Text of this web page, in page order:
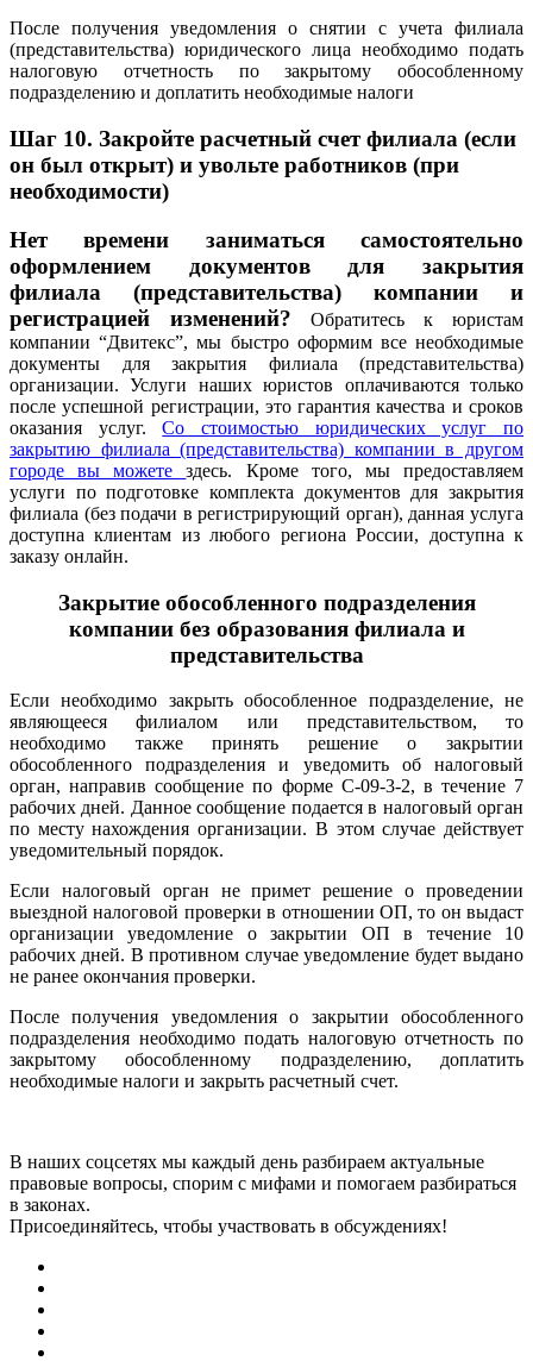
После получения уведомления о снятии с учета филиала
(представительства) юридического лица необходимо подать
налоговую отчетность по закрытому обособленному
подразделению и доплатить необходимые налоги
Шаг 10. Закройте расчетный счет филиала (если
он был открыт) и увольте работников (при
необходимости)
Нет времени заниматься самостоятельно
оформлением документов для закрытия
филиала (представительства) компании и
регистрацией изменений? Обратитесь к юристам
компании “Двитекс”, мы быстро оформим все необходимые
документы для закрытия филиала (представительства)
организации. Услуги наших юристов оплачиваются только
после успешной регистрации, это гарантия качества и сроков
оказания услуг.Со стоимостью юридических услуг по
закрытию филиала (представительства) компании в другом
городе вы можетездесь. Кроме того, мы предоставляем
услуги по подготовке комплекта документов для закрытия
филиала (без подачи в регистрирующий орган), данная услуга
доступна клиентам из любого региона России, доступна к
заказу онлайн.
Закрытие обособленного подразделения
компании без образования филиала и
представительства
Если необходимо закрыть обособленное подразделение, не
являющееся филиалом или представительством, то
необходимо также принять решение о закрытии
обособленного подразделения и уведомить об налоговый
орган, направив сообщение по форме С-09-3-2, в течение 7
рабочих дней. Данное сообщение подается в налоговый орган
по месту нахождения организации. В этом случае действует
уведомительный порядок.
Если налоговый орган не примет решение о проведении
выездной налоговой проверки в отношении ОП, то он выдаст
организации уведомление о закрытии ОП в течение 10
рабочих дней. В противном случае уведомление будет выдано
не ранее окончания проверки.
После получения уведомления о закрытии обособленного
подразделения необходимо подать налоговую отчетность по
закрытому обособленному подразделению, доплатить
необходимые налоги и закрыть расчетный счет.
В наших соцсетях мы каждый день разбираем актуальные
правовые вопросы, спорим с мифами и помогаем разбираться
в законах.
Присоединяйтесь, чтобы участвовать в обсуждениях!